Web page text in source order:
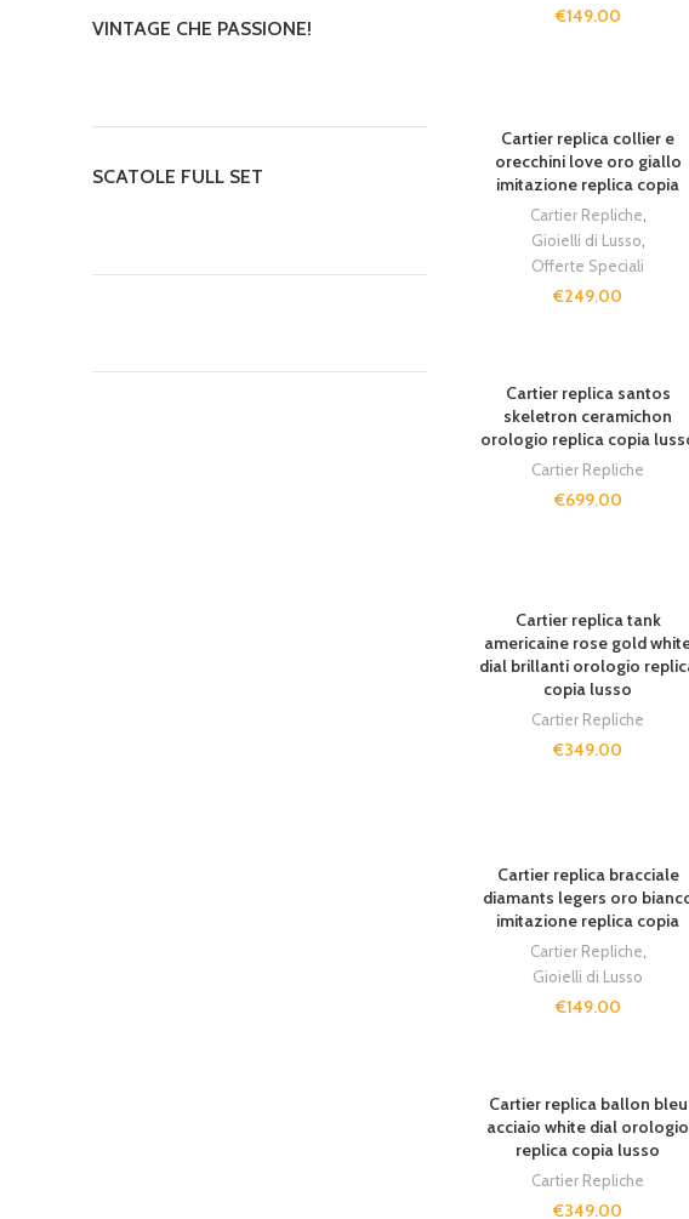
VINTAGE CHE PASSIONE!
SCATOLE FULL SET
€149.00
Cartier replica collier e
orecchini love oro giallo
imitazione replica copia
Cartier Repliche
Gioielli di Lusso
Offerte Speciali
€249.00
Cartier replica santos
skeletron ceramichon
orologio replica copia
Cartier Repliche
€699.00
Cartier replica tank
americaine rose gold
dial brillanti orologio
copia lusso
Cartier Repliche
€349.00
Cartier replica bracciale
diamants legers oro
imitazione replica copia
Cartier Repliche
Gioielli di Lusso
€149.00
Cartier replica ballon bleu
acciaio white dial orologio
replica copia lusso
Cartier Repliche
€349.00